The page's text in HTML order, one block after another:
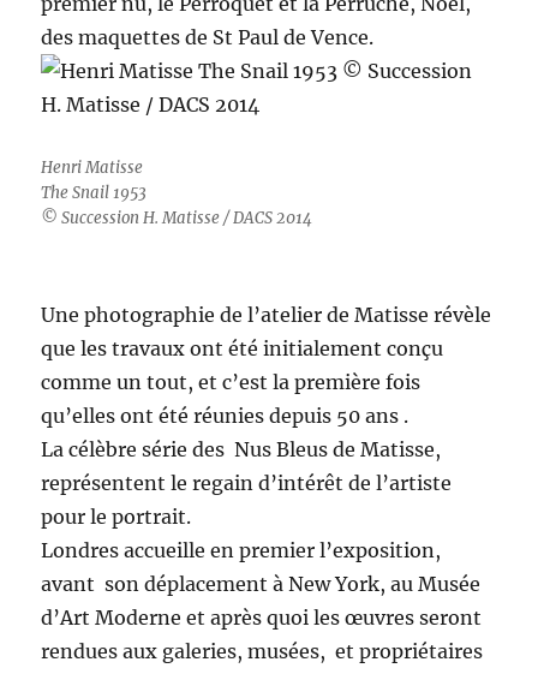
des maquettes de St Paul de Vence.
Henri Matisse
The Snail 1953
© Succession H. Matisse / DACS 2014
Une photographie de l’atelier de Matisse révèle
que les travaux ont été initialement conçu
comme un tout, et c’est la première fois
qu’elles ont été réunies depuis 50 ans .
La célèbre série des Nus Bleus de Matisse,
représentent le regain d’intérêt de l’artiste
pour le portrait.
Londres accueille en premier l’exposition,
avant son déplacement à New York, au Musée
d’Art Moderne et après quoi les œuvres seront
rendues aux galeries, musées, et propriétaires